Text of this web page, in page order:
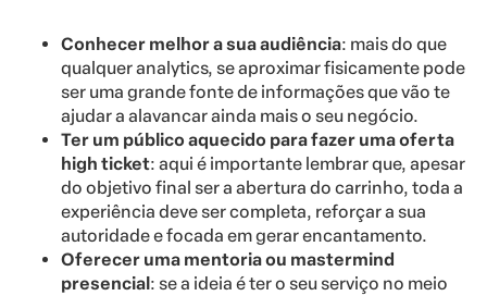
Conhecer melhor a sua audiência: mais do que
qualquer analytics, se aproximar fisicamente pode
ser uma grande fonte de informações que vão te
ajudar a alavancar ainda mais o seu negócio.
Ter um público aquecido para fazer uma oferta
high ticket: aqui é importante lembrar que, apesar
do objetivo final ser a abertura do carrinho, toda a
experiência deve ser completa, reforçar a sua
autoridade e focada em gerar encantamento.
Oferecer uma mentoria ou mastermind
presencial : se a ideia é ter o seu serviço no meio